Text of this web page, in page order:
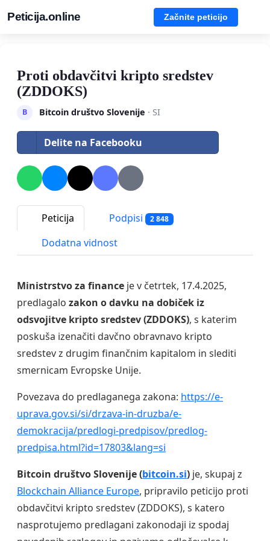
Peticija.online Začnite peticijo
Proti obdavčitvi kripto sredstev
(ZDDOKS)
B Bitcoin društvo Slovenije · SI
Delite na Facebooku
Peticija Podpisi 2 848
Dodatna vidnost
Ministrstvo za finance je v četrtek, 17.4.2025,
predlagalo zakon o davku na dobiček iz
odsvojitve kripto sredstev (ZDDOKS), s katerim
poskuša izenačiti davčno obravnavo kripto
sredstev z drugim finančnim kapitalom in slediti
smernicam Evropske Unije.
Povezava do predlaganega zakona: https://e-
uprava.gov.si/si/drzava-in-druzba/e-
demokracija/predlogi-predpisov/predlog-
predpisa.html?id=17803&lang=si
Bitcoin društvo Slovenije (bitcoin.si) je, skupaj z
Blockchain Alliance Europe, pripravilo peticijo proti
obdavčitvi kripto sredstev (ZDDOKS), s katero
nasprotujemo predlagani zakonodaji iz spodaj